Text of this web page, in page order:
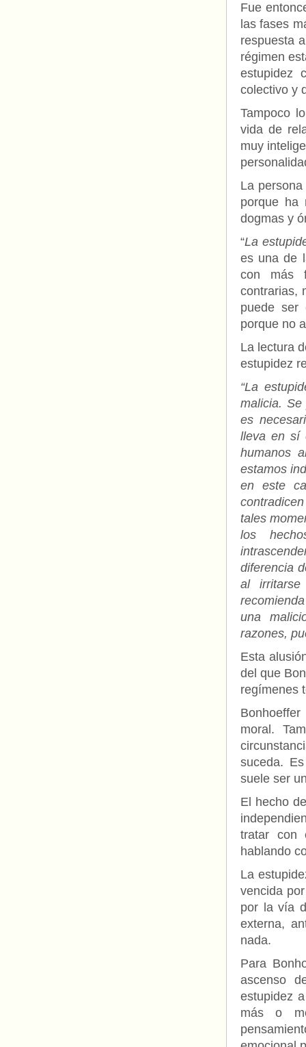
Fue
las fases
respuesta
régimen
estupidez
colectivo y
Tampoco
vida de
muy
La
porque ha
dogmas y
“La
es una de
con más
contrarias,
puede ser
porque no
La lectura
estupidez
“La
malicia.
es
lleva en sí
humanos
estamos
en este
tales
los
diferencia
al
una
razones,
Esta
del que
regímenes
moral.
suceda.
suele ser
El hecho
tratar con
hablando
La
vencida
por la vía
externa,
nada.
Para
ascenso
estupidez
más o